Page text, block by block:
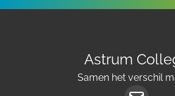
Astrum
Samen het verschil